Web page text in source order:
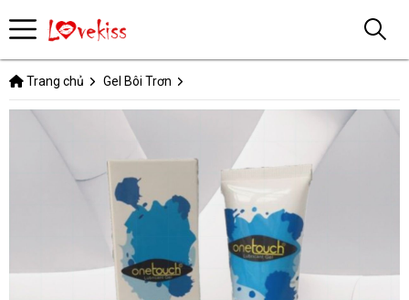
Trang chủ Gel Bôi Trơn